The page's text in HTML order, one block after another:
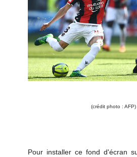
(crédit photo : AFP)
Pour installer ce fond d'écran